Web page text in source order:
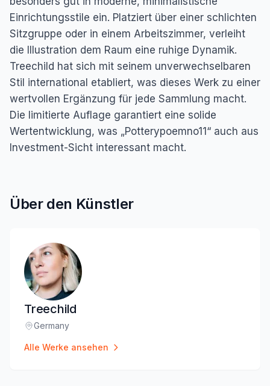
Einrichtungsstile ein. Platziert über einer schlichten
Sitzgruppe oder in einem Arbeitszimmer, verleiht
die Illustration dem Raum eine ruhige Dynamik.
Treechild hat sich mit seinem unverwechselbaren
Stil international etabliert, was dieses Werk zu einer
wertvollen Ergänzung für jede Sammlung macht.
Die limitierte Auflage garantiert eine solide
Wertentwicklung, was „Potterypoemno11“ auch aus
Investment-Sicht interessant macht.
Über den Künstler
Treechild
Standort:
Germany
Alle Werke ansehen